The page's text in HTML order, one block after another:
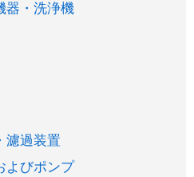
器・洗浄機
濾過装置
よびポンプ